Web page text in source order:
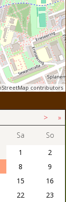
contributors
> »
Sa
So
1
2
8
9
15
16
22
23